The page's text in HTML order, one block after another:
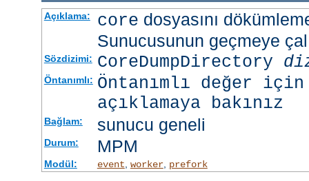
Açıklama: core dosyasını
Sunucusunun geçmeye
Sözdizimi: CoreDumpDirectory
Öntanımlı: Öntanımlı değer
açıklamaya bakınız
Bağlam: sunucu geneli
Durum: MPM
Modül: event worker, prefork